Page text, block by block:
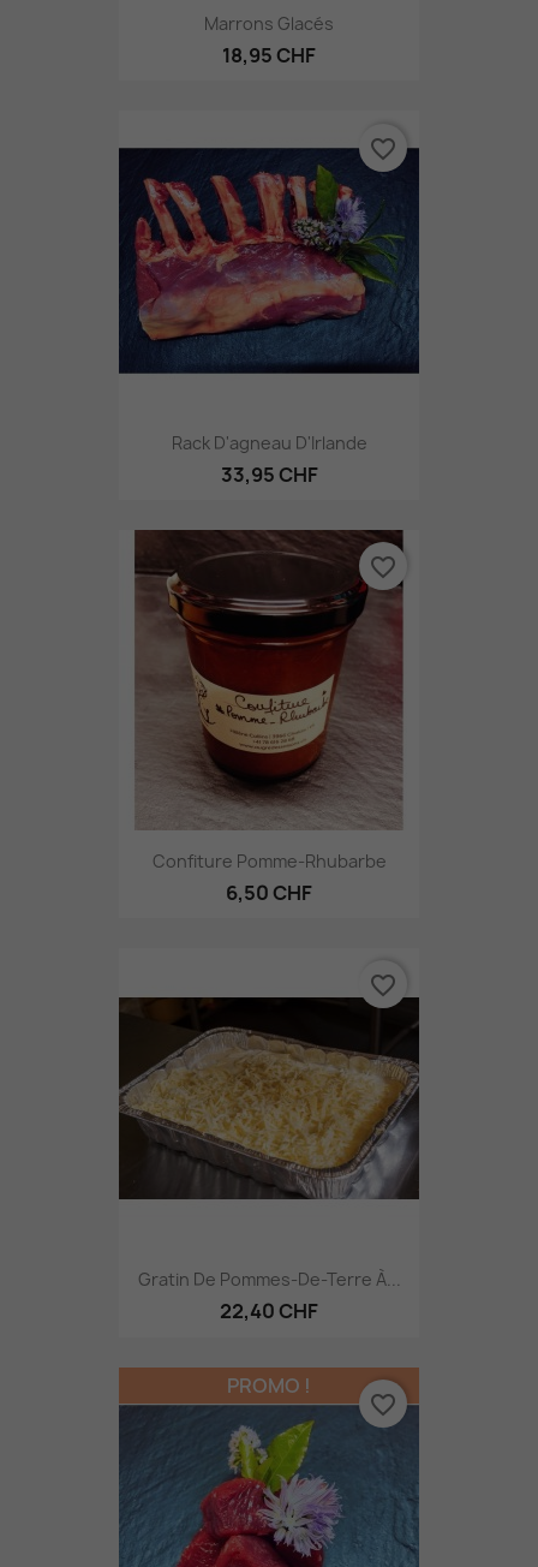
Marrons Glacés
18,95 CHF
Rack D'agneau D'Irlande
33,95 CHF
favorite_border
Confiture Pomme-Rhubarbe
6,50 CHF
favorite_border
Gratin De Pommes-De-Terre À...
22,40 CHF
favorite_border
PROMO !
favorite_border